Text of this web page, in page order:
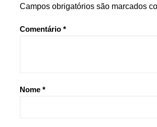
Campos obrigatórios são marcados
Comentário *
Nome *